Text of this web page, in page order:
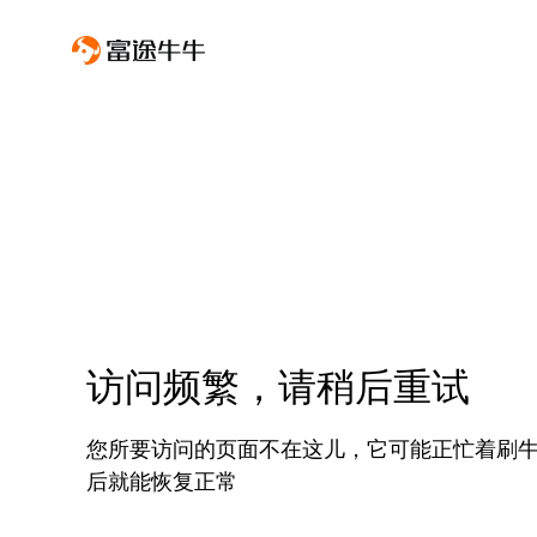
访问频繁，请稍后重试
您所要访问的页面不在这儿，它可能正忙着刷
后就能恢复正常